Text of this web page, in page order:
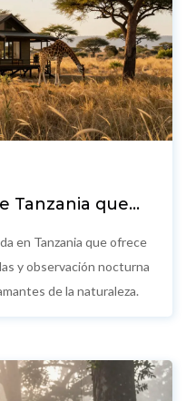
Tanzania que
en Tanzania que ofrece
y observación nocturna
de la naturaleza.